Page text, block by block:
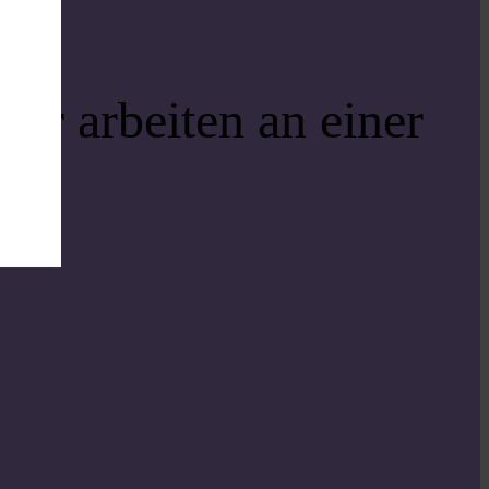
arbeiten an einer